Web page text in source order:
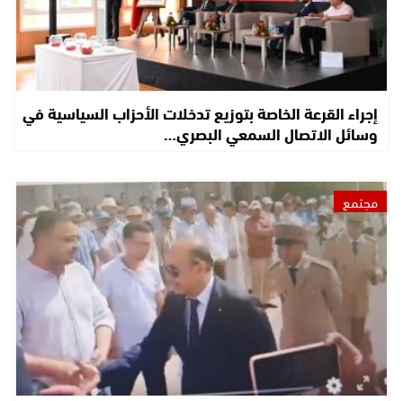
إجراء القرعة الخاصة بتوزيع تدخلات الأحزاب السياسية في
وسائل الاتصال السمعي البصري…
مجتمع